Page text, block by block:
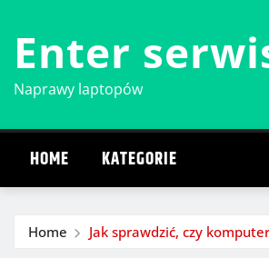
content
Enter
Naprawy laptopów
HOME KATEGORIE
Home Jak sprawdzić, czy